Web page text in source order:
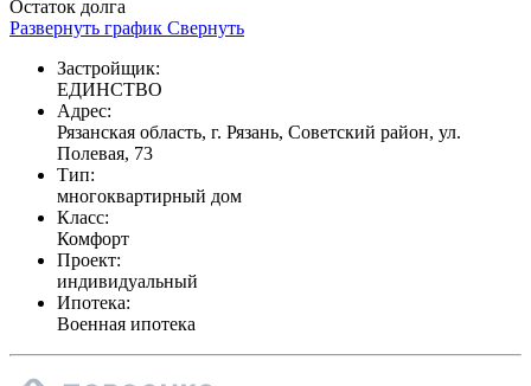
Остаток долга
Развернуть график Свернуть
Застройщик:
ЕДИНСТВО
Адрес:
Рязанская область, г. Рязань, Советский район, ул.
Полевая, 73
Тип:
многоквартирный дом
Класс:
Комфорт
Проект:
индивидуальный
Ипотека:
Военная ипотека